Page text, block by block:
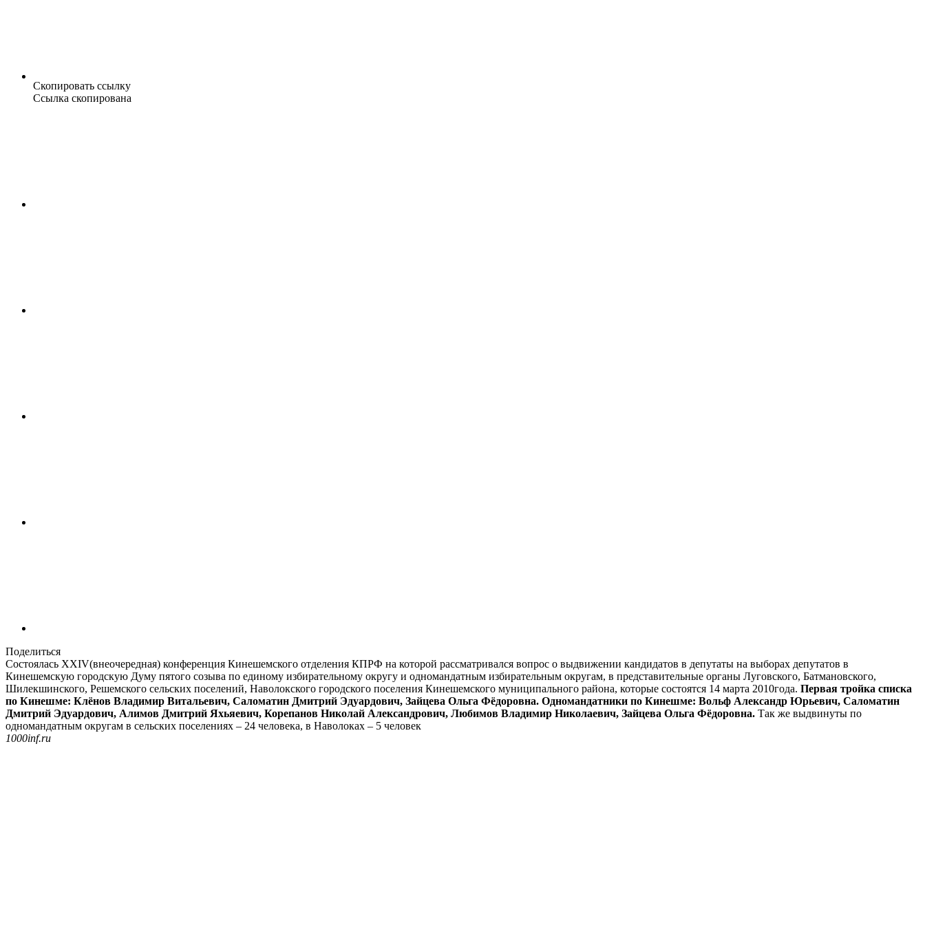
Скопировать ссылку
Ссылка скопирована
Поделиться
Состоялась XXIV(внеочередная) конференция Кинешемского отделения КПРФ на которой рассматривался вопрос о выдвижении кандидатов в депутаты на выборах депутатов в
Кинешемскую городскую Думу пятого созыва по единому избирательному округу и одномандатным избирательным округам, в представительные органы Луговского, Батмановского,
Шилекшинского, Решемского сельских поселений, Наволокского городского поселения Кинешемского муниципального района, которые состоятся 14 марта 2010года. Первая тройка списка
по Кинешме: Клёнов Владимир Витальевич, Саломатин Дмитрий Эдуардович, Зайцева Ольга Фёдоровна. Одномандатники по Кинешме: Вольф Александр Юрьевич, Саломатин
Дмитрий Эдуардович, Алимов Дмитрий Яхьяевич, Корепанов Николай Александрович, Любимов Владимир Николаевич, Зайцева Ольга Фёдоровна. Так же выдвинуты по
одномандатным округам в сельских поселениях – 24 человека, в Наволоках – 5 человек
1000inf.ru